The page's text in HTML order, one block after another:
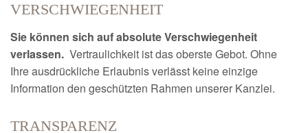
VERSCHWIEGENHEIT
Sie können sich auf absolute Verschwiegenheit
verlassen. Vertraulichkeit ist das oberste Gebot. Ohne
Ihre ausdrückliche Erlaubnis verlässt keine einzige
Information den geschützten Rahmen unserer Kanzlei.
TRANSPARENZ